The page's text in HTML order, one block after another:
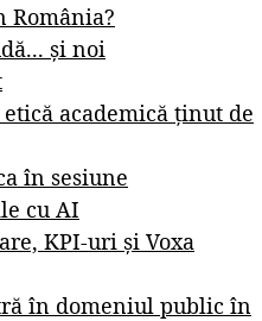
România?
și noi
academică ținut de
în sesiune
cu AI
KPI-uri și Voxa
în domeniul public în